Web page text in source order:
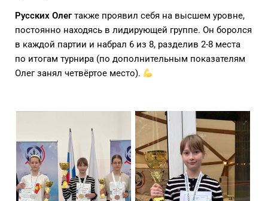
Русских Олегтакже проявил себя на высшем уровне,
постоянно находясь в лидирующей группе. Он боролся
в каждой партии и набрал 6 из 8, разделив 2-8 места
по итогам турнира (по дополнительным показателям
Олег занял четвёртое место).